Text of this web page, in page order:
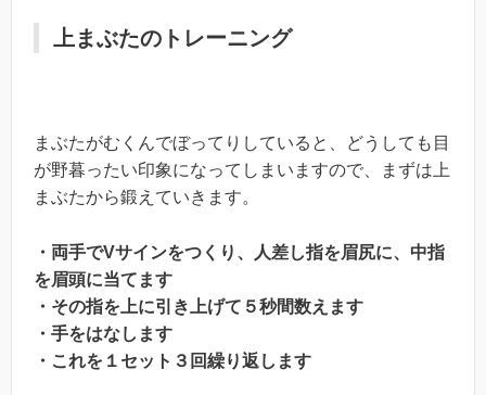
上まぶたのトレーニング
まぶたがむくんでぼってりしていると、どうしても目
が野暮ったい印象になってしまいますので、まずは上
まぶたから鍛えていきます。
・両手でVサインをつくり、人差し指を眉尻に、中指
を眉頭に当てます
・その指を上に引き上げて５秒間数えます
・手をはなします
・これを１セット３回繰り返します